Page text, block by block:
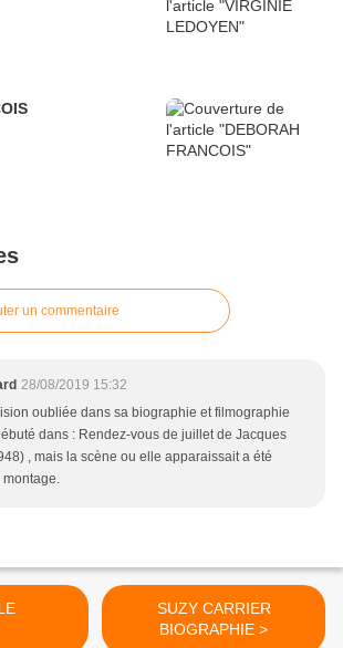
un commentaire
28/08/2019 15:32
oubliée dans sa biographie et filmographie
dans : Rendez-vous de juillet de Jacques
, mais la scène ou elle apparaissait a été
SUZY CARRIER
BIOGRAPHIE >